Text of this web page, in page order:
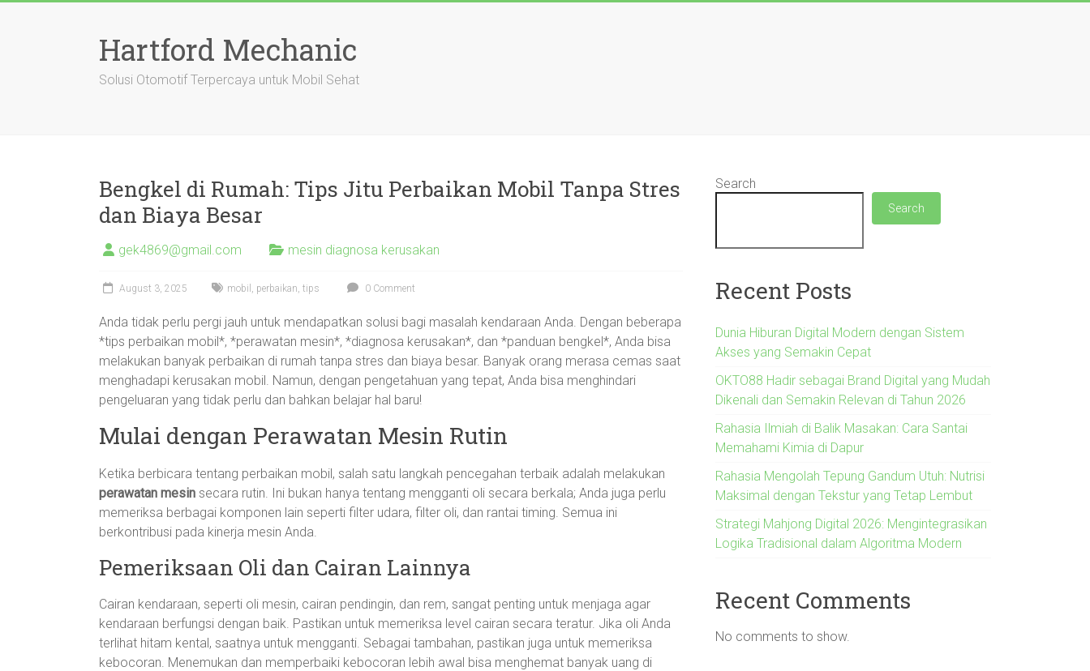
Hartford Mechanic
Solusi Otomotif Terpercaya untuk Mobil Sehat
Bengkel di Rumah: Tips Jitu Perbaikan Mobil Tanpa Stres
dan Biaya Besar
gek4869@gmail.com mesin diagnosa kerusakan
August 3, 2025 mobil , perbaikan, tips 0 Comment
Anda tidak perlu pergi jauh untuk mendapatkan solusi bagi masalah kendaraan Anda. Dengan beberapa
*tips perbaikan mobil*, *perawatan mesin*, *diagnosa kerusakan*, dan *panduan bengkel*, Anda bisa
melakukan banyak perbaikan di rumah tanpa stres dan biaya besar. Banyak orang merasa cemas saat
menghadapi kerusakan mobil. Namun, dengan pengetahuan yang tepat, Anda bisa menghindari
pengeluaran yang tidak perlu dan bahkan belajar hal baru!
Mulai dengan Perawatan Mesin Rutin
Ketika berbicara tentang perbaikan mobil, salah satu langkah pencegahan terbaik adalah melakukan
perawatan mesin secara rutin. Ini bukan hanya tentang mengganti oli secara berkala; Anda juga perlu
memeriksa berbagai komponen lain seperti filter udara, filter oli, dan rantai timing. Semua ini
berkontribusi pada kinerja mesin Anda.
Pemeriksaan Oli dan Cairan Lainnya
Cairan kendaraan, seperti oli mesin, cairan pendingin, dan rem, sangat penting untuk menjaga agar
kendaraan berfungsi dengan baik. Pastikan untuk memeriksa level cairan secara teratur. Jika oli Anda
terlihat hitam kental, saatnya untuk mengganti. Sebagai tambahan, pastikan juga untuk memeriksa
kebocoran. Menemukan dan memperbaiki kebocoran lebih awal bisa menghemat banyak uang di
Search
Search
Recent Posts
Dunia Hiburan Digital Modern dengan Sistem
Akses yang Semakin Cepat
OKTO88 Hadir sebagai Brand Digital yang Mudah
Dikenali dan Semakin Relevan di Tahun 2026
Rahasia Ilmiah di Balik Masakan: Cara Santai
Memahami Kimia di Dapur
Rahasia Mengolah Tepung Gandum Utuh: Nutrisi
Maksimal dengan Tekstur yang Tetap Lembut
Strategi Mahjong Digital 2026: Mengintegrasikan
Logika Tradisional dalam Algoritma Modern
Recent Comments
No comments to show.